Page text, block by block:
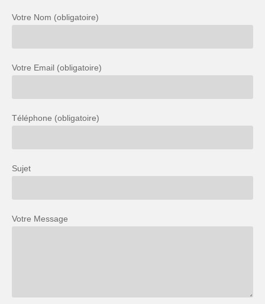
Votre Nom (obligatoire)
Votre Email (obligatoire)
Téléphone (obligatoire)
Sujet
Votre Message